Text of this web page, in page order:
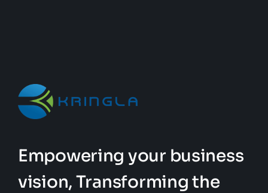
Empowering your business
vision, Transforming the